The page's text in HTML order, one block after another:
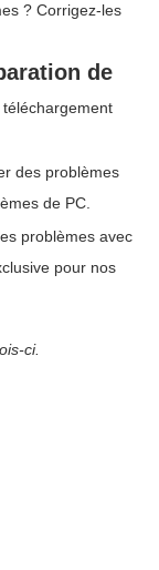
? Corrigez-les
de
téléchargement
des problèmes
de PC.
problèmes avec
pour nos
ci.